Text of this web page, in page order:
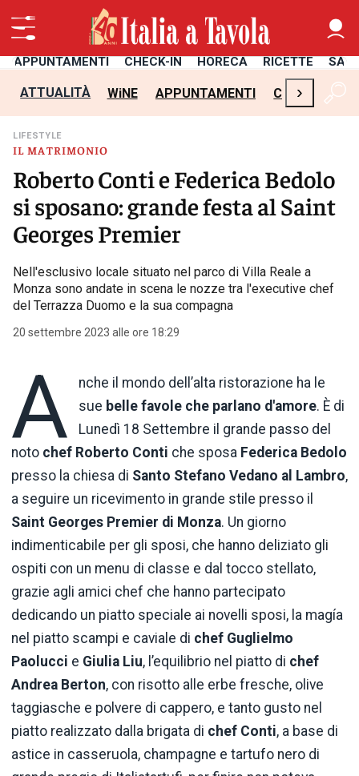
APPUNTAMENTI CHECK-IN HORECA RICETTE
ATTUALITÀ WiNE APPUNTAMENTI CHECK-IN
›
IL MATRIMONIO
LIFESTYLE
Roberto Conti e Federica Bedolo
si sposano: grande festa al Saint
Georges Premier
Nell'esclusivo locale situato nel parco di Villa Reale a
Monza sono andate in scena le nozze tra l'executive chef
del Terrazza Duomo e la sua compagna
20 settembre 2023 alle ore 18:29
A
nche il mondo dell’alta ristorazione ha le
sue belle favole che parlano d'amore. È di
Lunedì 18 Settembre il grande passo del
noto chef Roberto Conti che sposa Federica Bedolo
presso la chiesa di Santo Stefano Vedano al Lambro,
a seguire un ricevimento in grande stile presso il
Saint Georges Premier di Monza. Un giorno
indimenticabile per gli sposi, che hanno deliziato gli
ospiti con un menu di classe e dal tocco stellato,
grazie agli amici chef che hanno partecipato
dedicando un piatto speciale ai novelli sposi, la magía
nel piatto scampi e caviale di chef Guglielmo
Paolucci e Giulia Liu, l’equilibrio nel piatto di chef
Andrea Berton, con risotto alle erbe fresche, olive
taggiasche e polvere di cappero, e tanto gusto nel
piatto realizzato dalla brigata di chef Conti, a base di
astice in casseruola, champagne e tartufo nero di